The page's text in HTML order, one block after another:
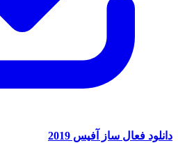
دانلود فعال ساز آفیس 2019